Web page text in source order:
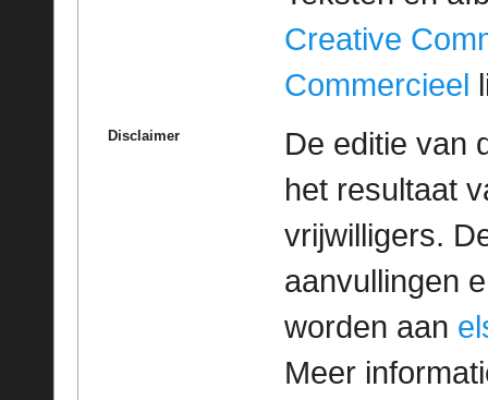
Creative
Commercieel
Disclaimer
De editie van
het resultaat
vrijwilligers.
aanvullingen
worden aan
Meer